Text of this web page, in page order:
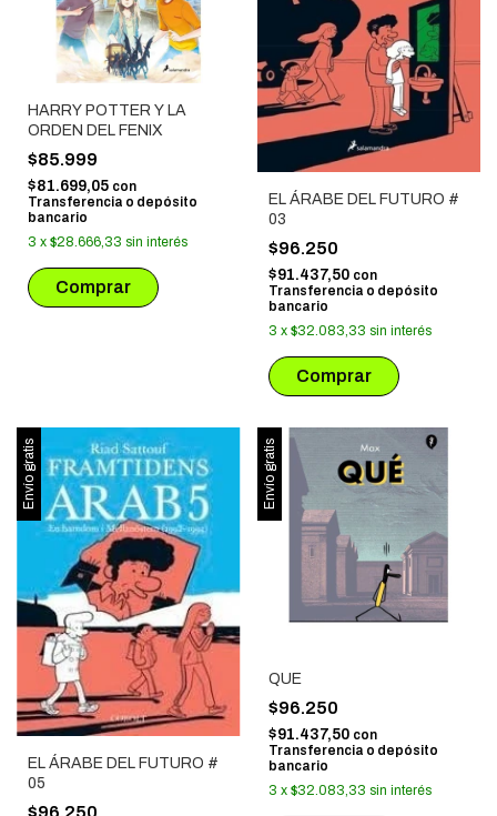
HARRY POTTER Y LA
ORDEN DEL FENIX
$85.999
$81.699,05 con
Transferencia o depósito
bancario
3 x $28.666,33 sin interés
EL ÁRABE DEL FUTURO #
03
$96.250
$91.437,50 con
Transferencia o depósito
bancario
3 x $32.083,33 sin interés
Envío gratis
EL ÁRABE DEL FUTURO #
05
$96.250
Envío gratis
QUE
$96.250
$91.437,50 con
Transferencia o depósito
bancario
3 x $32.083,33 sin interés